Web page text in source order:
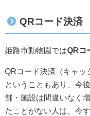
QRコード決済
姫路市動物園ではQRコ
QRコード決済（キャッ
ということもあり、今
舗・施設は間違いなく
たことがない人は、今